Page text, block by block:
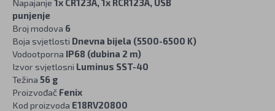
Napajanje 1x CR123A, 1x RCR123A, USB
punjenje
Broj modova 6
Boja svjetlosti Dnevna bijela (5500-6500 K)
Vodootporna IP68 (dubina 2 m)
Izvor svjetlosni Luminus SST-40
Težina 56 g
Proizvođač Fenix
Kod proizvoda E18RV20800